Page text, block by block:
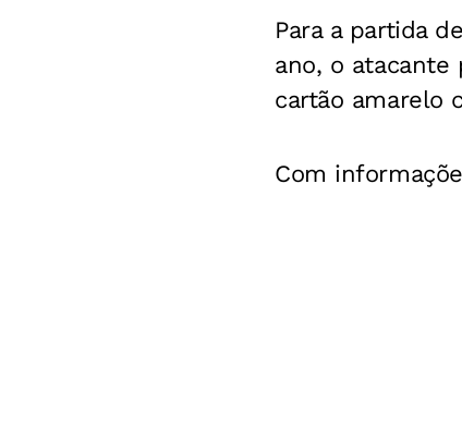
Para a partida
ano, o atacante
cartão amarelo
Com